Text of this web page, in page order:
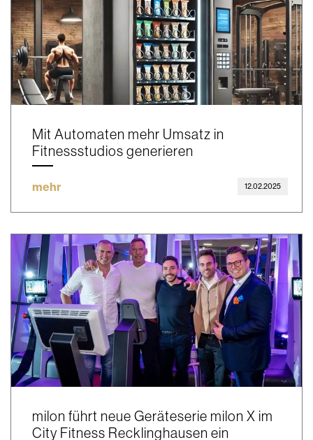
Mit Automaten mehr Umsatz in
Fitnessstudios generieren
mehr 12.02.2025
milon führt neue Geräteserie milon X im
City Fitness Recklinghausen ein